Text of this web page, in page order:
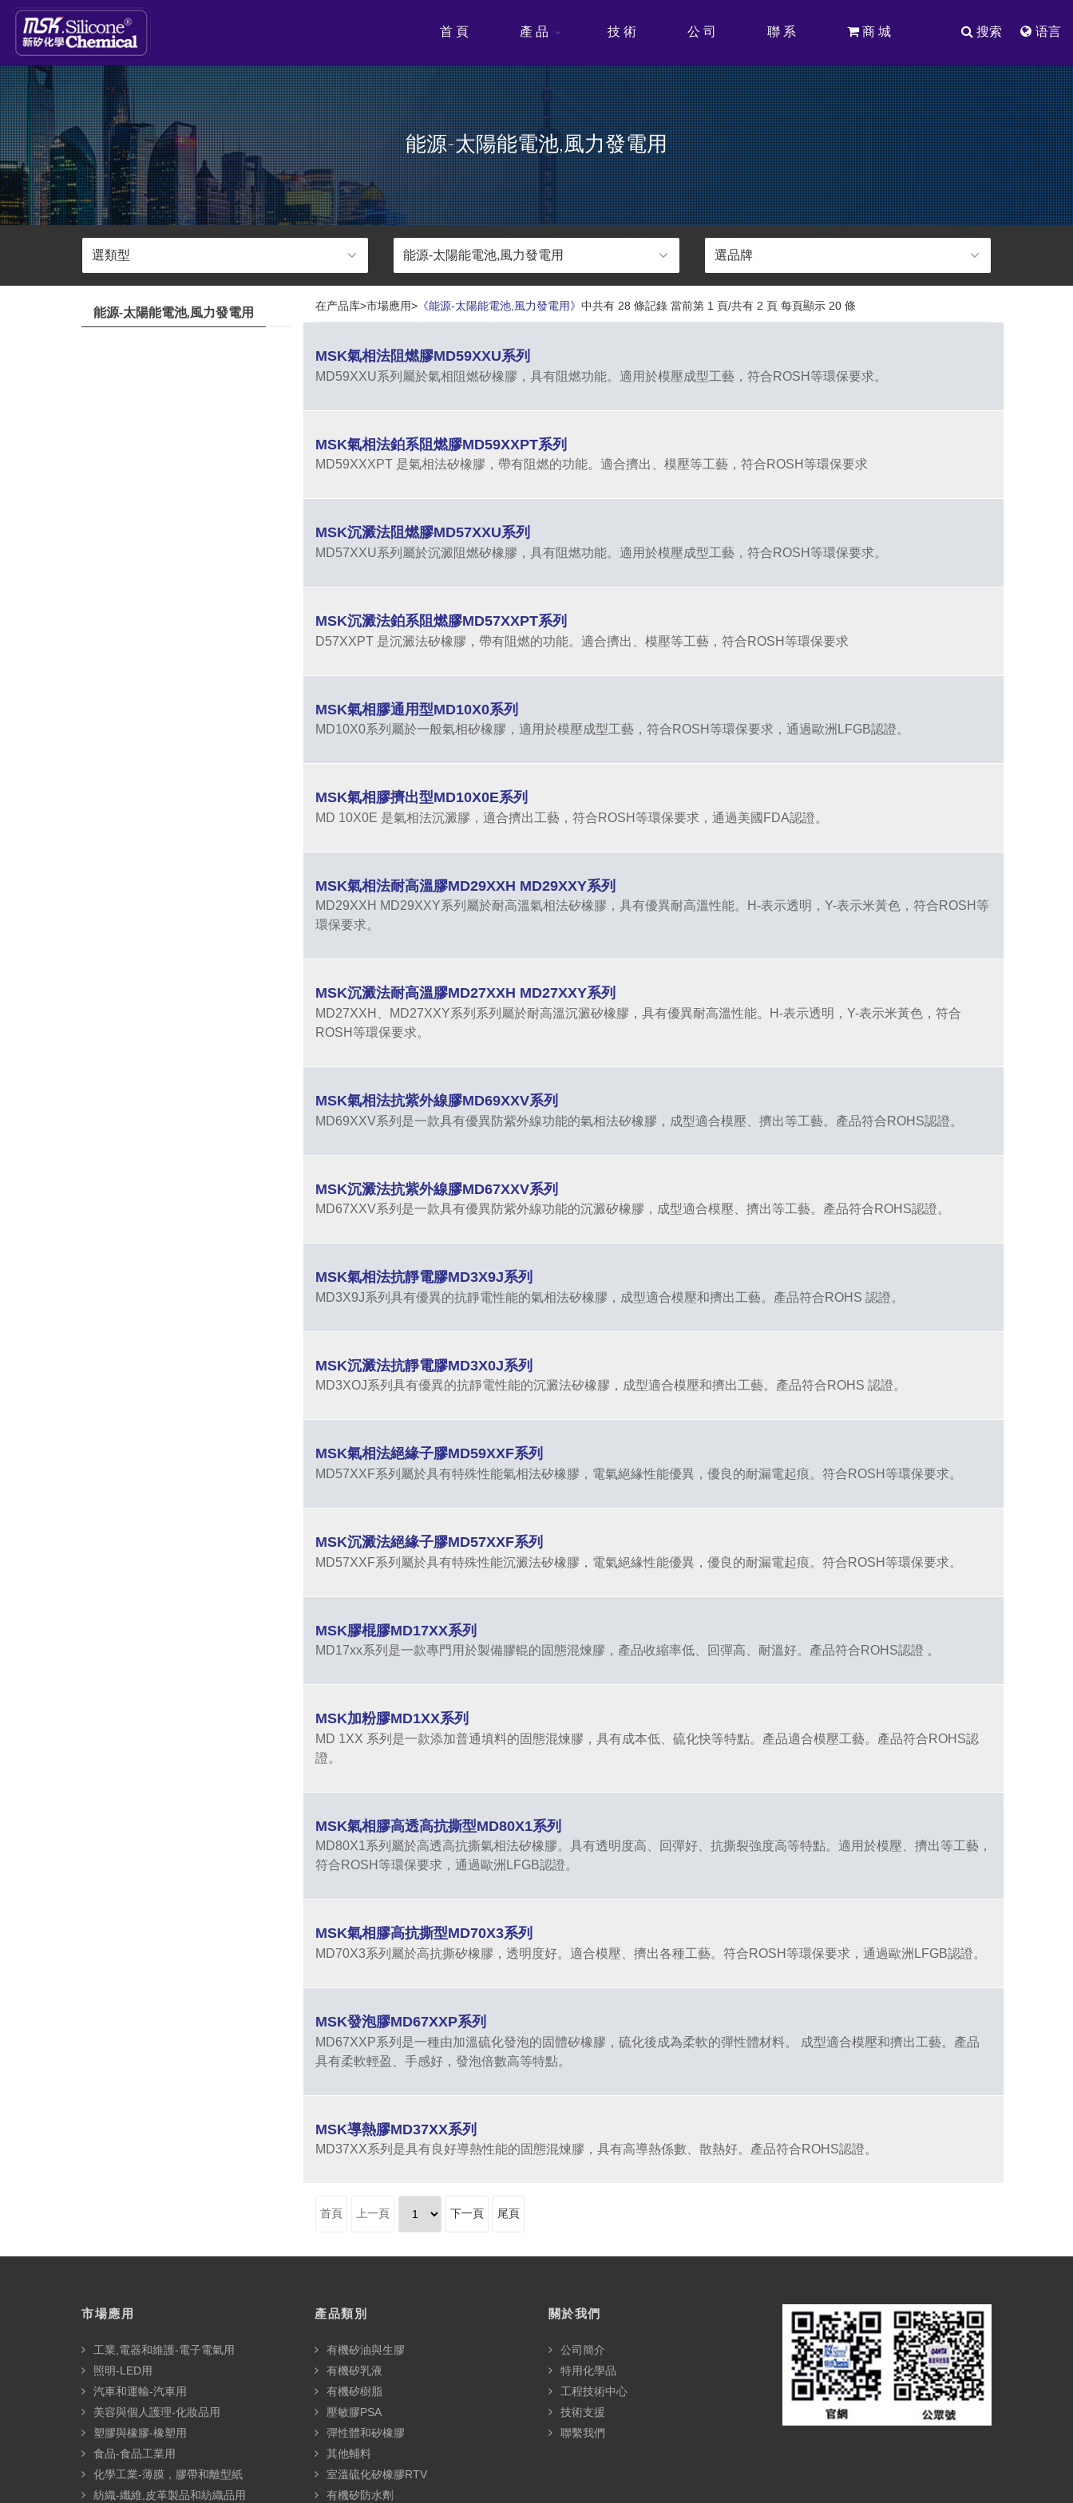
语言
搜索
首 頁 產 品 技 術 公 司 聯 系 商 城
能源-太陽能電池,風力發電用
能源-太陽能電池,風力發電用 在产品库>市場應用>《能源-太陽能電池,風力發電用》 中共有 28 條記錄 當前第 1 頁/共有 2 頁 每頁顯示 20 條
MSK氣相法阻燃膠MD59XXU系列
MD59XXU系列屬於氣相阻燃矽橡膠，具有阻燃功能。適用於模壓成型工藝，符合ROSH等環保要求。
MSK氣相法鉑系阻燃膠MD59XXPT系列
MD59XXXPT 是氣相法矽橡膠，帶有阻燃的功能。適合擠出、模壓等工藝，符合ROSH等環保要求
MSK沉澱法阻燃膠MD57XXU系列
MD57XXU系列屬於沉澱阻燃矽橡膠，具有阻燃功能。適用於模壓成型工藝，符合ROSH等環保要求。
MSK沉澱法鉑系阻燃膠MD57XXPT系列
D57XXPT 是沉澱法矽橡膠，帶有阻燃的功能。適合擠出、模壓等工藝，符合ROSH等環保要求
MSK氣相膠通用型MD10X0系列
MD10X0系列屬於一般氣相矽橡膠，適用於模壓成型工藝，符合ROSH等環保要求，通過歐洲LFGB認證。
MSK氣相膠擠出型MD10X0E系列
MD 10X0E 是氣相法沉澱膠，適合擠出工藝，符合ROSH等環保要求，通過美國FDA認證。
MSK氣相法耐高溫膠MD29XXH MD29XXY系列
MD29XXH MD29XXY系列屬於耐高溫氣相法矽橡膠，具有優異耐高溫性能。H-表示透明，Y-表示米黃色，符合ROSH等
環保要求。
MSK沉澱法耐高溫膠MD27XXH MD27XXY系列
MD27XXH、MD27XXY系列系列屬於耐高溫沉澱矽橡膠，具有優異耐高溫性能。H-表示透明，Y-表示米黃色，符合
ROSH等環保要求。
MSK氣相法抗紫外線膠MD69XXV系列
MD69XXV系列是一款具有優異防紫外線功能的氣相法矽橡膠，成型適合模壓、擠出等工藝。產品符合ROHS認證。
MSK沉澱法抗紫外線膠MD67XXV系列
MD67XXV系列是一款具有優異防紫外線功能的沉澱矽橡膠，成型適合模壓、擠出等工藝。產品符合ROHS認證。
MSK氣相法抗靜電膠MD3X9J系列
MD3X9J系列具有優異的抗靜電性能的氣相法矽橡膠，成型適合模壓和擠出工藝。產品符合ROHS 認證。
MSK沉澱法抗靜電膠MD3X0J系列
MD3XOJ系列具有優異的抗靜電性能的沉澱法矽橡膠，成型適合模壓和擠出工藝。產品符合ROHS 認證。
MSK氣相法絕緣子膠MD59XXF系列
MD57XXF系列屬於具有特殊性能氣相法矽橡膠，電氣絕緣性能優異，優良的耐漏電起痕。符合ROSH等環保要求。
MSK沉澱法絕緣子膠MD57XXF系列
MD57XXF系列屬於具有特殊性能沉澱法矽橡膠，電氣絕緣性能優異，優良的耐漏電起痕。符合ROSH等環保要求。
MSK膠棍膠MD17XX系列
MD17xx系列是一款專門用於製備膠輥的固態混煉膠，產品收縮率低、回彈高、耐溫好。產品符合ROHS認證 。
MSK加粉膠MD1XX系列
MD 1XX 系列是一款添加普通填料的固態混煉膠，具有成本低、硫化快等特點。產品適合模壓工藝。產品符合ROHS認
證。
MSK氣相膠高透高抗撕型MD80X1系列
MD80X1系列屬於高透高抗撕氣相法矽橡膠。具有透明度高、回彈好、抗撕裂強度高等特點。適用於模壓、擠出等工藝，
符合ROSH等環保要求，通過歐洲LFGB認證。
MSK氣相膠高抗撕型MD70X3系列
MD70X3系列屬於高抗撕矽橡膠，透明度好。適合模壓、擠出各種工藝。符合ROSH等環保要求，通過歐洲LFGB認證。
MSK發泡膠MD67XXP系列
MD67XXP系列是一種由加溫硫化發泡的固體矽橡膠，硫化後成為柔軟的彈性體材料。 成型適合模壓和擠出工藝。產品
具有柔軟輕盈、手感好，發泡倍數高等特點。
MSK導熱膠MD37XX系列
MD37XX系列是具有良好導熱性能的固態混煉膠，具有高導熱係數、散熱好。產品符合ROHS認證。
首頁 上一頁 下一頁 尾頁
市場應用
工業,電器和維護-電子電氣用
照明-LED用
汽車和運輸-汽車用
美容與個人護理-化妝品用
塑膠與橡膠-橡塑用
食品-食品工業用
化學工業-薄膜，膠帶和離型紙
紡織-纖維,皮革製品和紡織品用
產品類別
有機矽油與生膠
有機矽乳液
有機矽樹脂
壓敏膠PSA
彈性體和矽橡膠
其他輔料
室溫硫化矽橡膠RTV
有機矽防水劑
關於我們
公司簡介
特用化學品
工程技術中心
技術支援
聯繫我們